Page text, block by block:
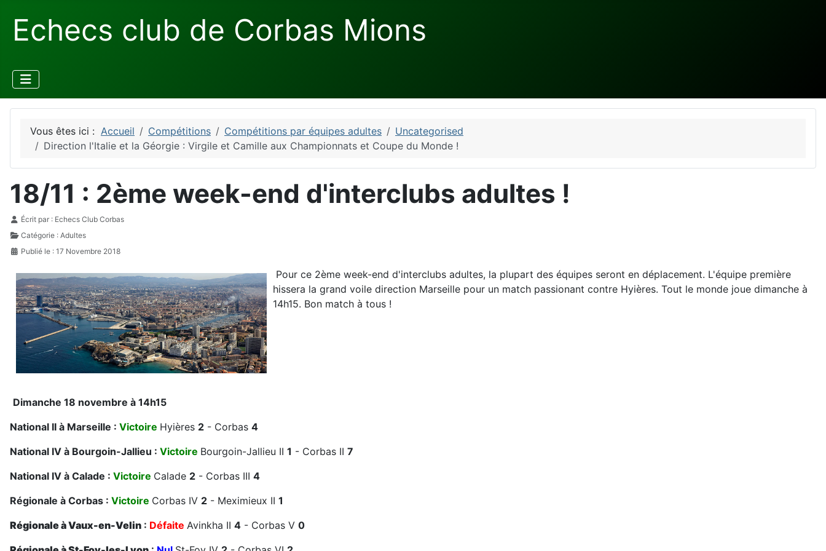
Echecs club de Corbas Mions
Vous êtes ici : Accueil Compétitions Compétitions par équipes adultes
Uncategorised
Direction l'Italie et la Géorgie : Virgile et Camille aux Championnats et Coupe du Monde !
18/11 : 2ème week-end d'interclubs adultes !
Détails
Écrit par : Echecs Club Corbas
Catégorie : Adultes
Publié le : 17 Novembre 2018
Pour ce 2ème week-end d'interclubs adultes, la plupart des équipes seront en déplacement. L'équipe première
hissera la grand voile direction Marseille pour un match passionant contre Hyières. Tout le monde joue dimanche à
14h15. Bon match à tous !
Dimanche 18 novembre à 14h15
National II à Marseille : Victoire Hyières 2 - Corbas 4
National IV à Bourgoin-Jallieu : Victoire Bourgoin-Jallieu II 1 - Corbas II 7
National IV à Calade : Victoire Calade 2 - Corbas III 4
Régionale à Corbas : Victoire Corbas IV 2 - Meximieux II 1
Régionale à Vaux-en-Velin : Défaite Avinkha II 4 - Corbas V 0